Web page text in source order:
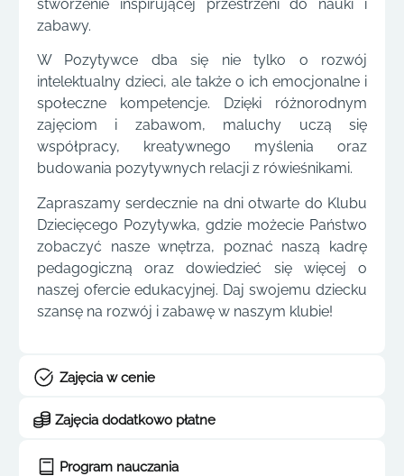
stworzenie inspirującej przestrzeni do nauki i
zabawy.
W Pozytywce dba się nie tylko o rozwój
intelektualny dzieci, ale także o ich emocjonalne i
społeczne kompetencje. Dzięki różnorodnym
zajęciom i zabawom, maluchy uczą się
współpracy, kreatywnego myślenia oraz
budowania pozytywnych relacji z rówieśnikami.
Zapraszamy serdecznie na dni otwarte do Klubu
Dziecięcego Pozytywka, gdzie możecie Państwo
zobaczyć nasze wnętrza, poznać naszą kadrę
pedagogiczną oraz dowiedzieć się więcej o
naszej ofercie edukacyjnej. Daj swojemu dziecku
szansę na rozwój i zabawę w naszym klubie!
Zajęcia w cenie
Zajęcia dodatkowo płatne
Program nauczania